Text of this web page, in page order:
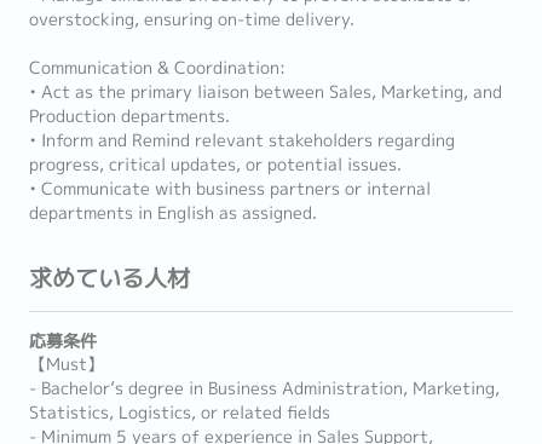
overstocking, ensuring on-time delivery.
Communication & Coordination:
• Act as the primary liaison between Sales, Marketing, and
Production departments.
• Inform and Remind relevant stakeholders regarding
progress, critical updates, or potential issues.
• Communicate with business partners or internal
departments in English as assigned.
求めている人材
応募条件
【Must】
- Bachelor’s degree in Business Administration, Marketing,
Statistics, Logistics, or related fields
- Minimum 5 years of experience in Sales Support,